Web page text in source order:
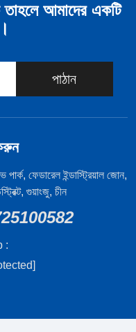
আমাদের একটি
পাঠান
ফেডারেল ইন্ডাস্ট্রিয়াল জোন,
গুয়াংজু, চীন
: